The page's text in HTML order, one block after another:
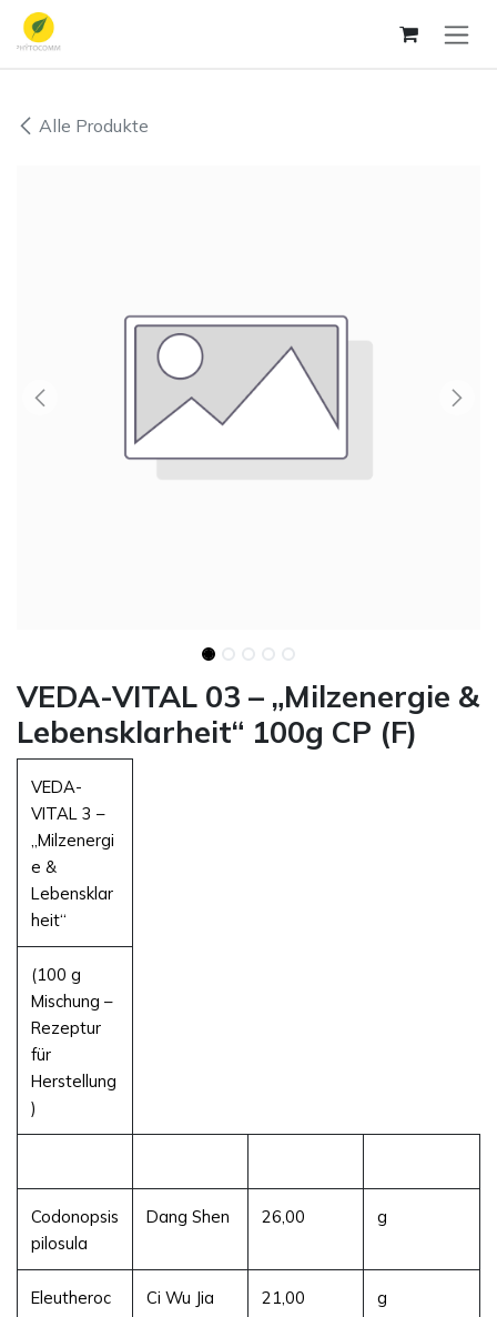
Zum Inhalt springen
Alle Produkte
VEDA-VITAL 03 – „Milzenergie &
Lebensklarheit“ 100g CP (F)
VEDA-
VITAL 3 –
„Milzenergi
e &
Lebensklar
heit“
(100 g
Mischung –
Rezeptur
für
Herstellung
)
Codonopsis
pilosula
Dang Shen 26,00 g
Eleutheroc
Ci Wu Jia 21,00 g